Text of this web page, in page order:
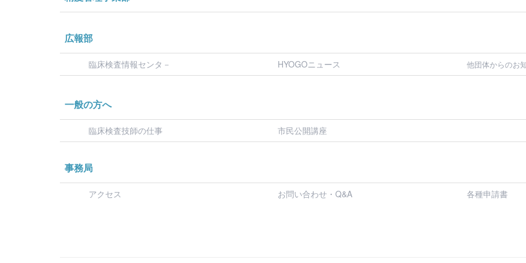
広報部
臨床検査情報センタ－ HYOGOニュース 他団体からのお
一般の方へ
臨床検査技師の仕事 市民公開講座
事務局
アクセス お問い合わせ・Q&A 各種申請書